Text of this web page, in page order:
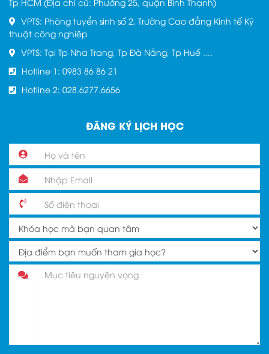
Tp HCM (Địa chỉ cũ: Phường 25, quận Bình Thạnh)
VPTS: Phòng tuyển sinh số 2, Trường Cao đẳng Kinh tế Kỹ
thuật công nghiệp
VPTS: Tại Tp Nha Trang, Tp Đà Nẵng, Tp Huế ....
Hotline 1: 0983 86 86 21
Hotline 2: 028.6277.6656
ĐĂNG KÝ LỊCH HỌC